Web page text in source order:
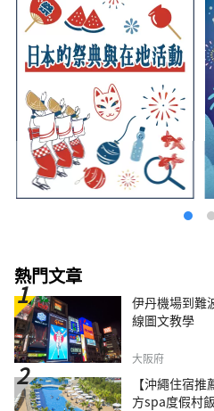
熱門文章
伊丹機場到難
線圖文教學
大阪府
【沖繩住宿
方spa度假村